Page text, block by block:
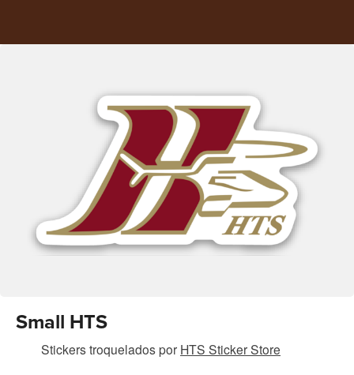
Small HTS
Stickers troqueladospor HTS Sticker Store